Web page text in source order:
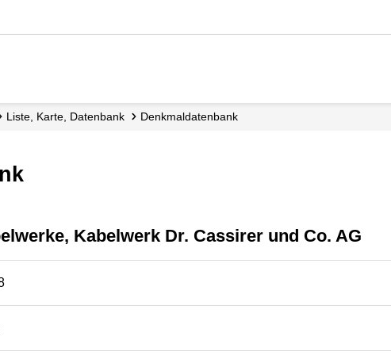
Liste, Karte, Datenbank Denkmal­datenbank
Kabelwerk Dr. Cassirer und Co. AG